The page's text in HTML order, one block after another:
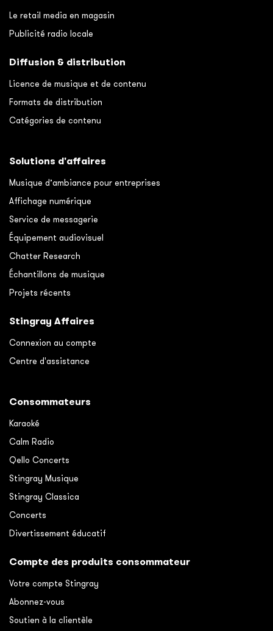
Le retail media en magasin
Publicité radio locale
Diffusion & distribution
Licence de musique et de contenu
Formats de distribution
Catégories de contenu
Solutions d'affaires
Musique d’ambiance pour entreprises
Affichage numérique
Service de messagerie
Équipement audiovisuel
Chatter Research
Échantillons de musique
Projets récents
Stingray Affaires
Connexion au compte
Centre d'assistance
Consommateurs
Karaoké
Calm Radio
Qello Concerts
Stingray Musique
Stingray Classica
Concerts
Divertissement éducatif
Compte des produits consommateur
Votre compte Stingray
Abonnez-vous
Soutien à la clientèle